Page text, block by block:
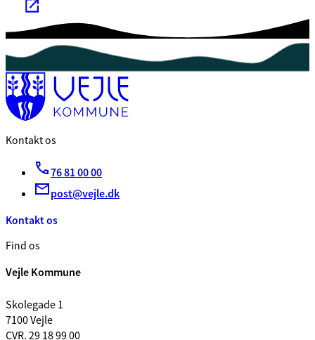
Kontakt os
76 81 00 00
post@vejle.dk
Kontakt os
Find os
Vejle Kommune
Skolegade 1
7100 Vejle
CVR. 29 18 99 00